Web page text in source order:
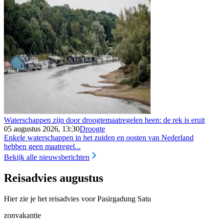
Waterschappen zijn door droogtemaatregelen heen: de rek is eruit
05 augustus 2026, 13:30Droogte
Enkele waterschappen in het zuiden en oosten van Nederland
hebben geen maatregel...
Bekijk alle nieuwsberichten
Reisadvies augustus
Hier zie je het reisadvies voor Pasirgadung Satu
zonvakantie